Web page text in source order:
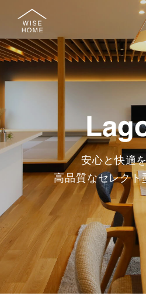
安心と快適
高品質なセレクト